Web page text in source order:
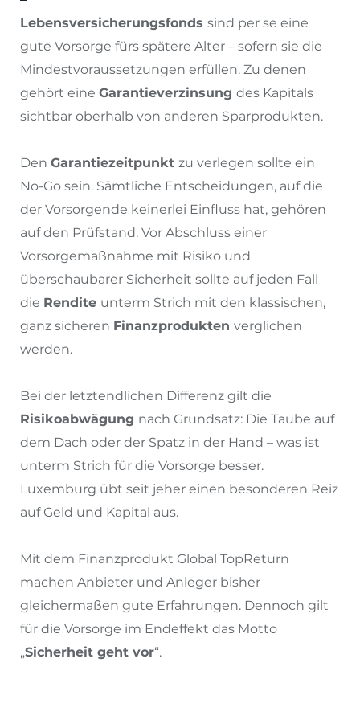
Lebensversicherungsfonds sind per se eine
gute Vorsorge fürs spätere Alter – sofern sie die
Mindestvoraussetzungen erfüllen. Zu denen
gehört eine Garantieverzinsung des Kapitals
sichtbar oberhalb von anderen Sparprodukten.
Den Garantiezeitpunkt zu verlegen sollte ein
No-Go sein. Sämtliche Entscheidungen, auf die
der Vorsorgende keinerlei Einfluss hat, gehören
auf den Prüfstand. Vor Abschluss einer
Vorsorgemaßnahme mit Risiko und
überschaubarer Sicherheit sollte auf jeden Fall
die Rendite unterm Strich mit den klassischen,
ganz sicheren Finanzprodukten verglichen
werden.
Bei der letztendlichen Differenz gilt die
Risikoabwägung nach Grundsatz: Die Taube auf
dem Dach oder der Spatz in der Hand – was ist
unterm Strich für die Vorsorge besser.
Luxemburg übt seit jeher einen besonderen Reiz
auf Geld und Kapital aus.
Mit dem Finanzprodukt Global TopReturn
machen Anbieter und Anleger bisher
gleichermaßen gute Erfahrungen. Dennoch gilt
für die Vorsorge im Endeffekt das Motto
„Sicherheit geht vor“.